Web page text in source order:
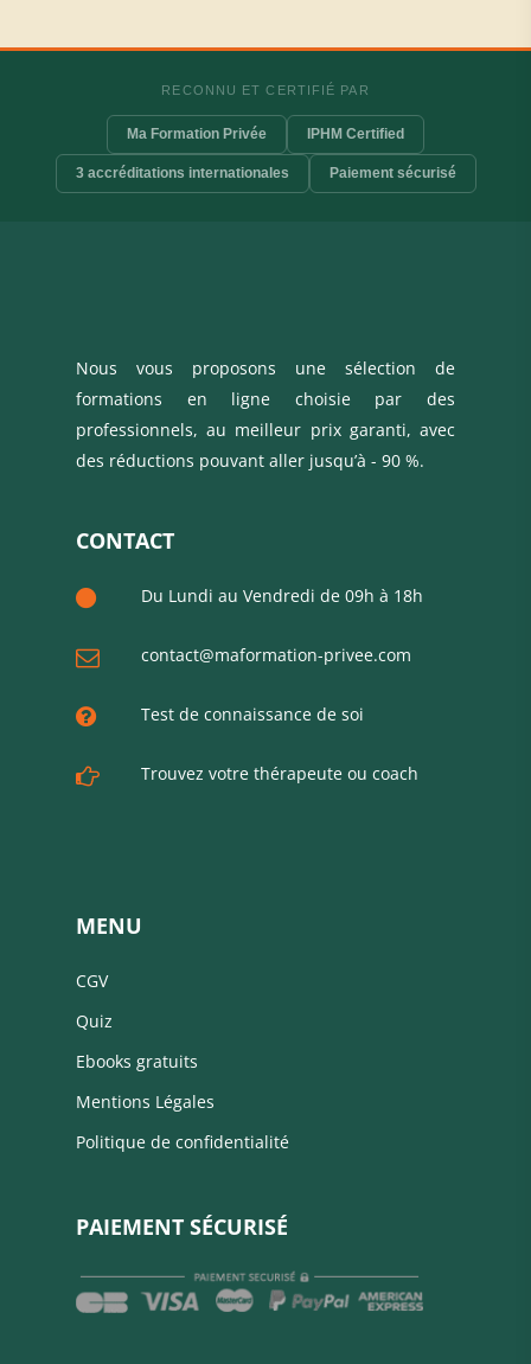
RECONNU ET CERTIFIÉ PAR
Ma Formation Privée IPHM Certified
3 accréditations internationales Paiement sécurisé
Nous vous proposons une sélection de
formations en ligne choisie par des
professionnels, au meilleur prix garanti, avec
des réductions pouvant aller jusqu’à - 90 %.
CONTACT
Du Lundi au Vendredi de 09h à 18h
contact@maformation-privee.com
Test de connaissance de soi
Trouvez votre thérapeute ou coach
MENU
CGV
Quiz
Ebooks gratuits
Mentions Légales
Politique de confidentialité
PAIEMENT SÉCURISÉ